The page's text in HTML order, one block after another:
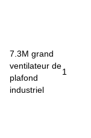
7.3M grand
ventilateur de
plafond
industriel
1